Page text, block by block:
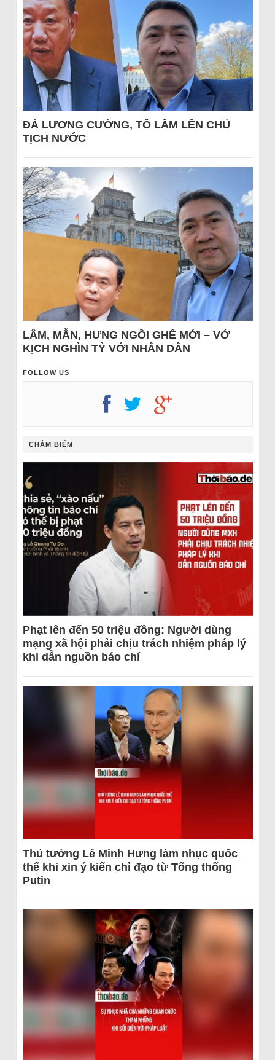
ĐÁ LƯƠNG CƯỜNG, TÔ LÂM LÊN CHỦ
TỊCH NƯỚC
LÂM, MẪN, HƯNG NGỒI GHẾ MỚI – VỞ
KỊCH NGHÌN TỶ VỚI NHÂN DÂN
FOLLOW US
CHÂM BIẾM
Phạt lên đến 50 triệu đồng: Người dùng
mạng xã hội phải chịu trách nhiệm pháp lý
khi dẫn nguồn báo chí
Thủ tướng Lê Minh Hưng làm nhục quốc
thể khi xin ý kiến chỉ đạo từ Tổng thống
Putin